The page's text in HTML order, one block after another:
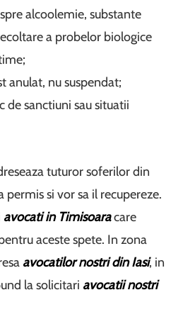
alcoolemie, substante
a probelor biologice
anulat, nu suspendat;
de sanctiuni sau situatii
tuturor soferilor din
permis si vor sa il recupereze.
avocati in Timisoaracare
aceste spete. In zona
avocatilor nostri din Iasi, in
la solicitari avocatii nostri